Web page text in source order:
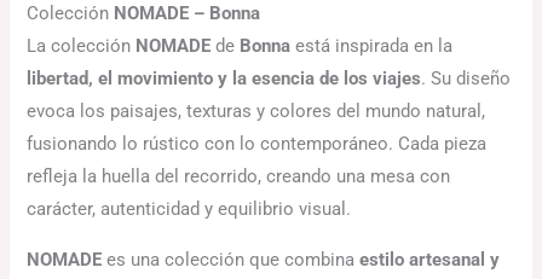
Colección NOMADE – Bonna
La colección NOMADE de Bonna está inspirada en la
libertad, el movimiento y la esencia de los viajes. Su diseño
evoca los paisajes, texturas y colores del mundo natural,
fusionando lo rústico con lo contemporáneo. Cada pieza
refleja la huella del recorrido, creando una mesa con
carácter, autenticidad y equilibrio visual.
NOMADE es una colección que combinaestilo artesanal y